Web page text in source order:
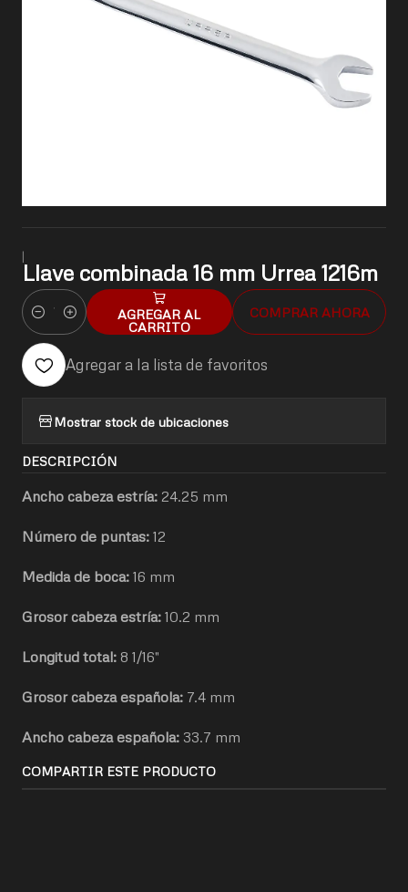
|
Llave combinada 16 mm Urrea 1216m
Cantidad
AGREGAR AL
CARRITO
COMPRAR AHORA
Agregar a la lista de favoritos
Mostrar stock de ubicaciones
DESCRIPCIÓN
Ancho cabeza estría: 24.25 mm
Número de puntas: 12
Medida de boca: 16 mm
Grosor cabeza estría: 10.2 mm
Longitud total: 8 1/16"
Grosor cabeza española: 7.4 mm
Ancho cabeza española: 33.7 mm
COMPARTIR ESTE PRODUCTO